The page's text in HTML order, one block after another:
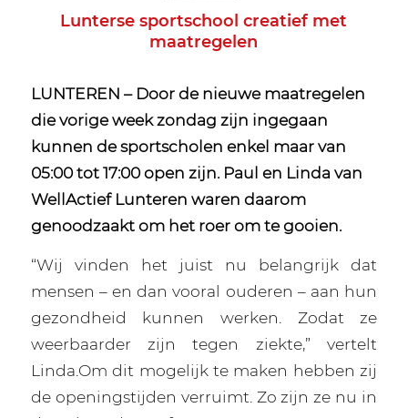
Lunterse sportschool creatief met
maatregelen
LUNTEREN – Door de nieuwe maatregelen
die vorige week zondag zijn ingegaan
kunnen de sportscholen enkel maar van
05:00 tot 17:00 open zijn. Paul en Linda van
WellActief Lunteren waren daarom
genoodzaakt om het roer om te gooien.
“Wij vinden het juist nu belangrijk dat
mensen – en dan vooral ouderen – aan hun
gezondheid kunnen werken. Zodat ze
weerbaarder zijn tegen ziekte,” vertelt
Linda.Om dit mogelijk te maken hebben zij
de openingstijden verruimt. Zo zijn ze nu in